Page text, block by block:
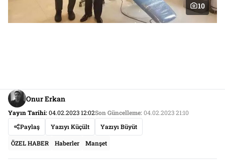
10
Onur Erkan
Yayın Tarihi:04.02.2023 12:02Son Güncelleme:04.02.2023 21:10
Paylaş
Yazıyı Küçült Yazıyı Büyüt
ÖZEL HABER Haberler Manşet